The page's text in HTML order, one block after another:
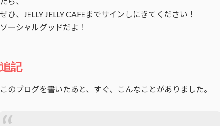
ぜひ、JELLY JELLY CAFEまでサインしにきてください！
ソーシャルグッドだよ！
追記
このブログを書いたあと、すぐ、こんなことがありました。